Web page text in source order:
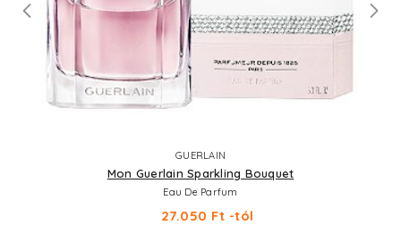
GUERLAIN
Mon Guerlain Sparkling Bouquet
Eau De Parfum
27.050 Ft -tól